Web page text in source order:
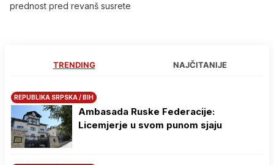
prednost pred revanš susrete
TRENDING NAJČITANIJE
REPUBLIKA SRPSKA / BIH
Ambasada Ruske Federacije:
Licemjerje u svom punom sjaju